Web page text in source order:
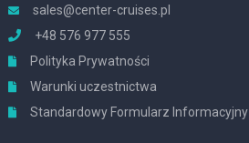
sales@center-cruises.pl
+48 576 977 555
Polityka Prywatności
Warunki uczestnictwa
Standardowy Formularz Informacyjny